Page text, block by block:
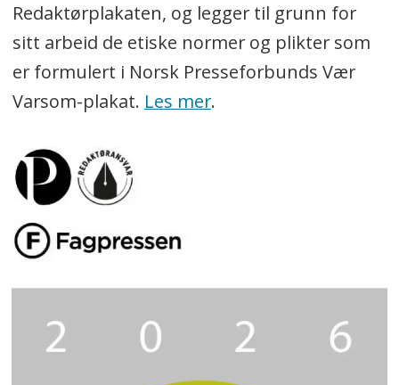
Redaktørplakaten, og legger til grunn for
sitt arbeid de etiske normer og plikter som
er formulert i Norsk Presseforbunds Vær
Varsom-plakat. Les mer.